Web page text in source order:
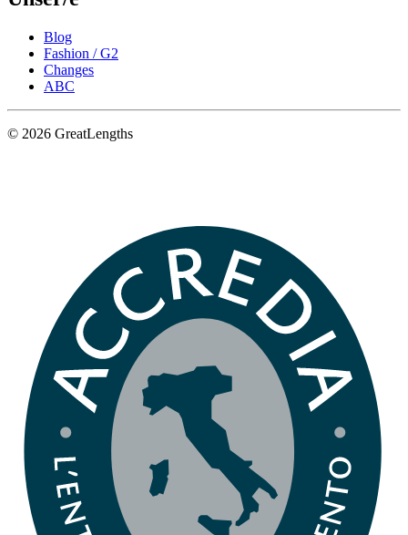
Blog
Fashion / G2
Changes
ABC
© 2026 GreatLengths